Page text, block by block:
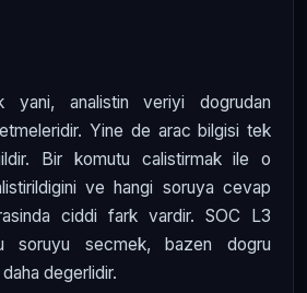
yani, analistin veriyi dogrudan
Yine de arac bilgisi tek
Bir komutu calistirmak ile o
ve hangi soruya cevap
ciddi fark vardir. SOC L3
soruyu secmek, bazen dogru
degerlidir.